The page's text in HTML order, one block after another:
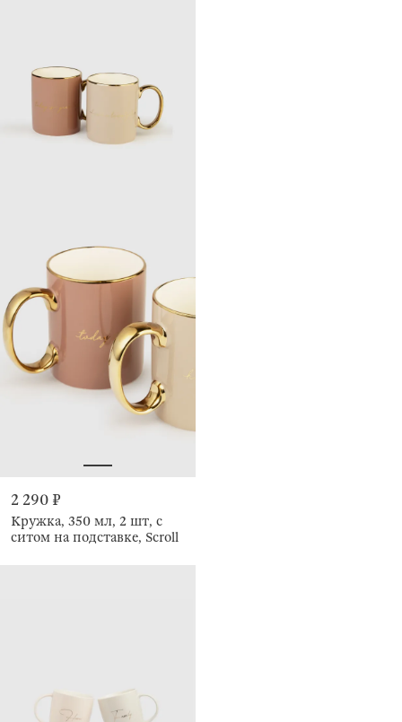
2 290 ₽
Кружка, 350 мл, 2 шт, с
ситом на подставке, Scroll